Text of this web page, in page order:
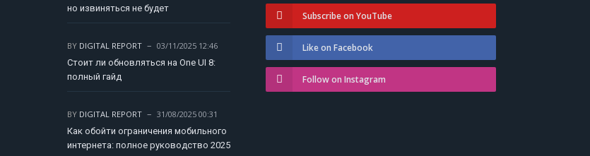
но извиняться не будет
BY DIGITAL REPORT
03/11/2025 12:46
Стоит ли обновляться на One UI 8:
полный гайд
BY DIGITAL REPORT
31/08/2025 00:31
Как обойти ограничения мобильного
интернета: полное руководство 2025
Subscribe on YouTube
Like on Facebook
Follow on Instagram